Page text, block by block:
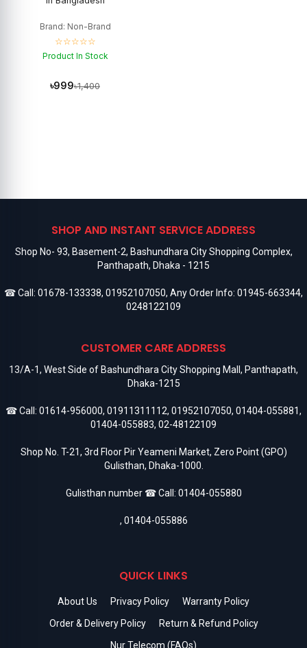
Brand: Non-Brand
☆☆☆☆☆
Product In Stock
৳999৳1,400
SHOP AND INSTANT SERVICE ADDRESS
Shop No- 93, Basement-2, Bashundhara City Shopping Complex,
Panthapath, Dhaka - 1215
☎ Call: 01678-133338, 01952107050, Any Order Info: 01945-663344,
0248122109
CUSTOMER CARE ADDRESS
13/A-1, West Side of Bashundhara City Shopping Mall, Panthapath,
Dhaka-1215
☎ Call: 01614-956000, 01911311112, 01952107050, 01404-055881,
01404-055883, 02-48122109
Shop No. T-21, 3rd Floor Pir Yeameni Market, Zero Point (GPO)
Gulisthan, Dhaka-1000.
Gulisthan number ☎ Call: 01404-055880
, 01404-055886
QUICK LINKS
About Us Privacy Policy
Warranty Policy
Order & Delivery Policy
Return & Refund Policy
Nur Telecom (FAQs)